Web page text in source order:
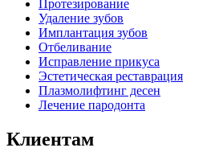
Протезирование
Удаление зубов
Имплантация зубов
Отбеливание
Исправление прикуса
Эстетическая реставрация
Плазмолифтинг десен
Лечение пародонта
Клиентам